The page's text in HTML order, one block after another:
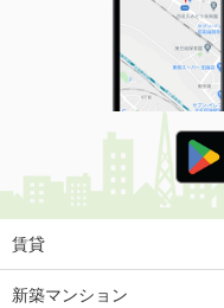
賃貸
新築マンション